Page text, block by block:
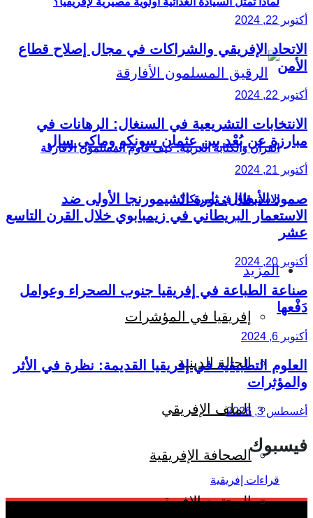
القرآن والكتابة العربية: كيف قاوم المسلمون الأفارقة
الاسترقاق في أمريكا؟
المزيد
إفريقيا في المؤشرات
الحالة الدينية
الملف الإفريقي
الصحافة الإفريقية
المجتمع الإفريقي
أكتوبر 22, 2024
الاتحاد الإفريقي والشراكات في مجال إصلاح قطاع
الأمن
أكتوبر 22, 2024
الانتخابات التشريعية في السنغال: الرهانات في
مبارزة عن بُعْد بين عثمان سونكو وماكي سال
أكتوبر 21, 2024
صمود الأبطال: ثورة الشيمورنجا الأولى ضد
الاستعمار البريطاني في زيمبابوي خلال القرن التاسع
عشر
أكتوبر 20, 2024
صناعة الطباعة في إفريقيا جنوب الصحراء وعوامل
دَفْعها
أكتوبر 6, 2024
العلوم التطبيقية في إفريقيا القديمة: نظرة في الأثر
والمؤثرات
أغسطس 3, 2026
فيسبوك